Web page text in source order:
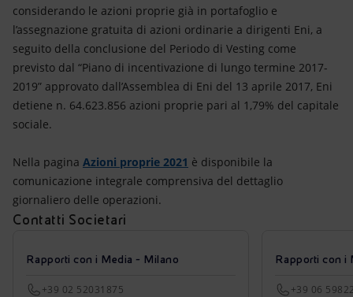
considerando le azioni proprie già in portafoglio e
l’assegnazione gratuita di azioni ordinarie a dirigenti Eni, a
seguito della conclusione del Periodo di Vesting come
previsto dal “Piano di incentivazione di lungo termine 2017-
2019” approvato dall’Assemblea di Eni del 13 aprile 2017, Eni
detiene n. 64.623.856 azioni proprie pari al 1,79% del capitale
sociale.
Nella pagina Azioni proprie 2021 è disponibile la
comunicazione integrale comprensiva del dettaglio
giornaliero delle operazioni.
Contatti Societari
Rapporti con i Media - Milano
+39 02 52031875
Rapporti con i
+39 06